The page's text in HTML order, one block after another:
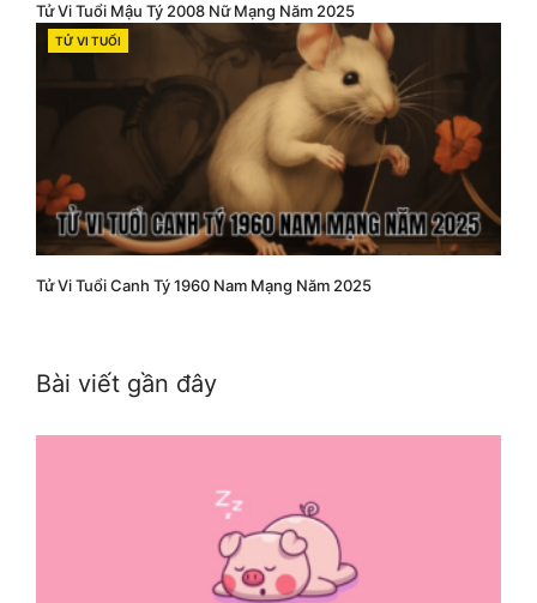
Tử Vi Tuổi Mậu Tý 2008 Nữ Mạng Năm 2025
CATEGORIES
TỬ VI TUỔI
Tử Vi Tuổi Canh Tý 1960 Nam Mạng Năm 2025
Bài viết gần đây